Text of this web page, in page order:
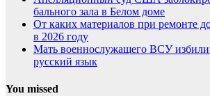
бального зала в Белом доме
От каких материалов при ремонте
в 2026 году
Мать военнослужащего ВСУ избили
русский язык
You missed